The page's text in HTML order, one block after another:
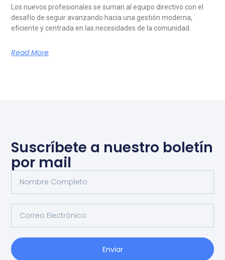
Los nuevos profesionales se suman al equipo directivo con el
desafío de seguir avanzando hacia una gestión moderna,
eficiente y centrada en las necesidades de la comunidad.
Read More
Suscríbete a nuestro boletín
por mail
Enviar